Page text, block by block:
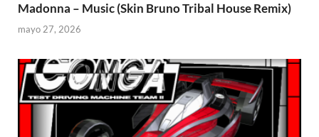
Madonna – Music (Skin Bruno Tribal House Remix)
mayo 27, 2026